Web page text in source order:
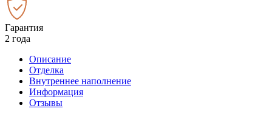
Гарантия
2 года
Описание
Отделка
Внутреннее наполнение
Информация
Отзывы